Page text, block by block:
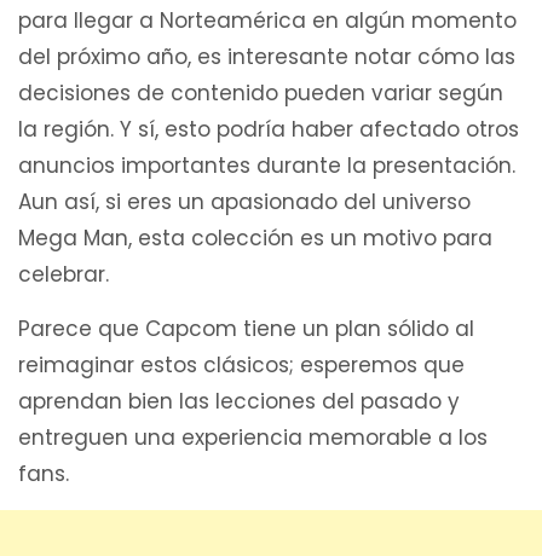
para llegar a Norteamérica en algún momento
del próximo año, es interesante notar cómo las
decisiones de contenido pueden variar según
la región. Y sí, esto podría haber afectado otros
anuncios importantes durante la presentación.
Aun así, si eres un apasionado del universo
Mega Man, esta colección es un motivo para
celebrar.
Parece que Capcom tiene un plan sólido al
reimaginar estos clásicos; esperemos que
aprendan bien las lecciones del pasado y
entreguen una experiencia memorable a los
fans.